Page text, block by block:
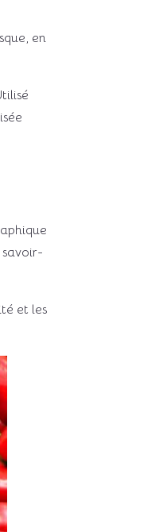
en
savoir-
et les